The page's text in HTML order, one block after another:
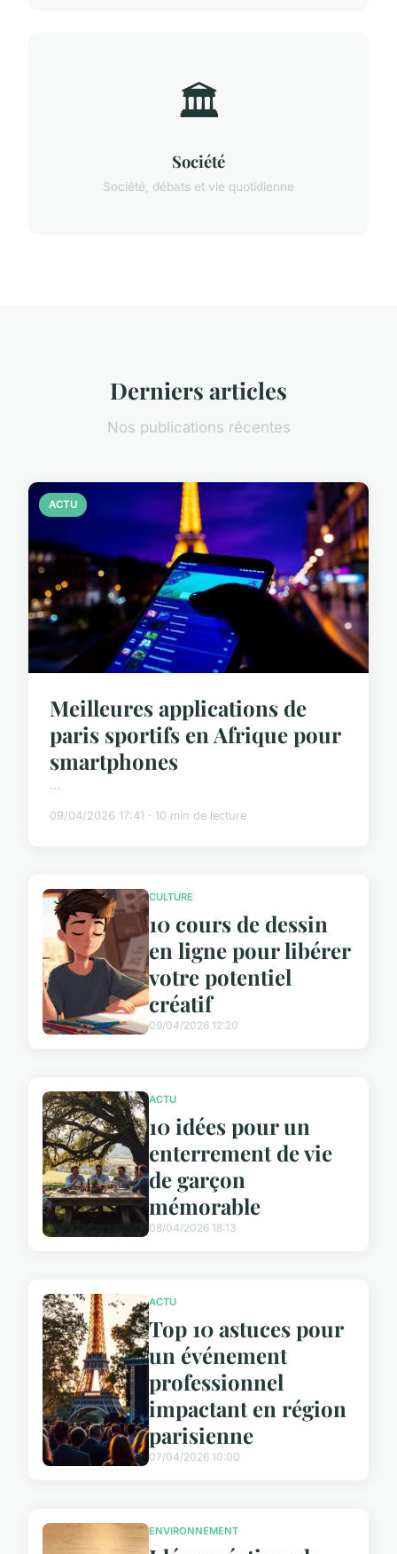
🏛️
Société
Société, débats et vie quotidienne
Derniers articles
Nos publications récentes
ACTU
Meilleures applications de
paris sportifs en Afrique pour
smartphones
...
09/04/2026 17:41 · 10 min de lecture
CULTURE
10 cours de dessin
en ligne pour libérer
votre potentiel
créatif
09/04/2026 12:20
ACTU
10 idées pour un
enterrement de vie
de garçon
mémorable
08/04/2026 18:13
ACTU
Top 10 astuces pour
un événement
professionnel
impactant en région
parisienne
07/04/2026 10:00
ENVIRONNEMENT